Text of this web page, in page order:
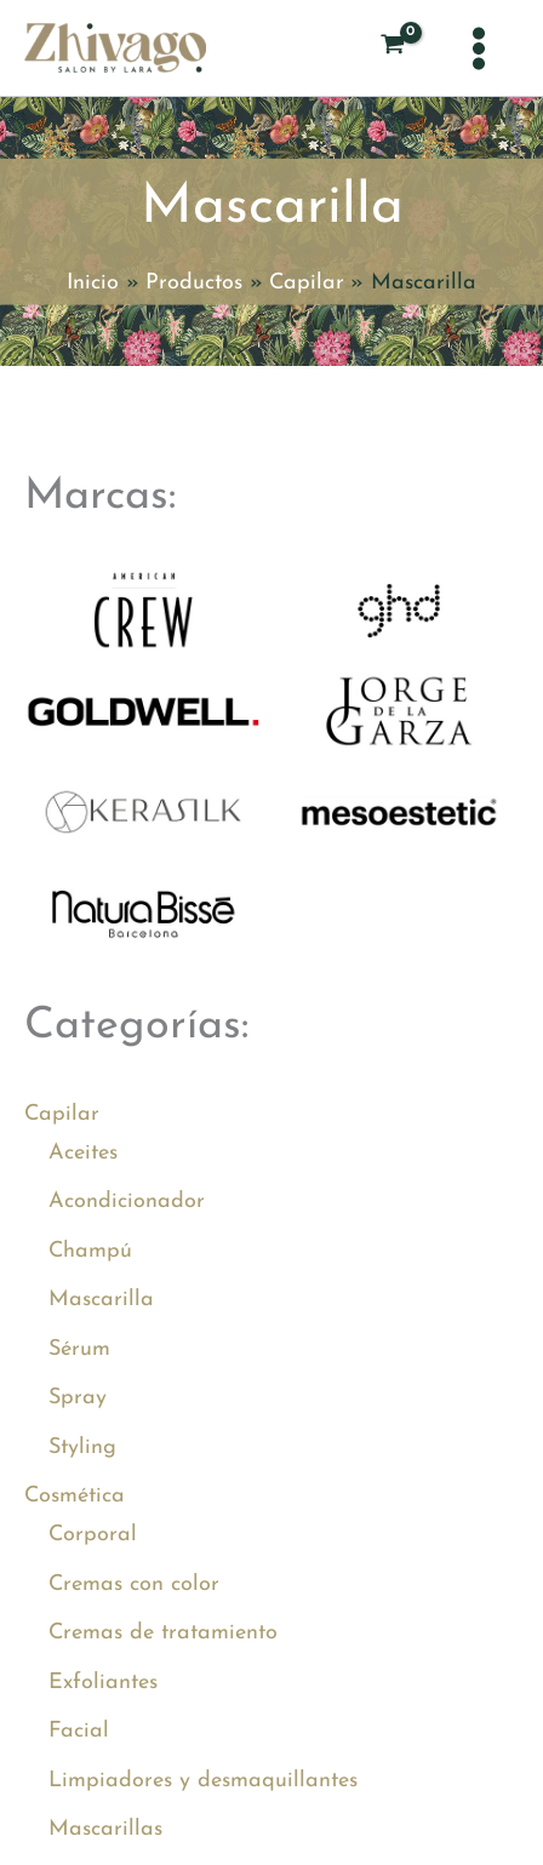
Mascarilla
Inicio Productos Capilar Mascarilla
Marcas:
Categorías:
Capilar
Aceites
Acondicionador
Champú
Mascarilla
Sérum
Spray
Styling
Cosmética
Corporal
Cremas con color
Cremas de tratamiento
Exfoliantes
Facial
Limpiadores y desmaquillantes
Mascarillas